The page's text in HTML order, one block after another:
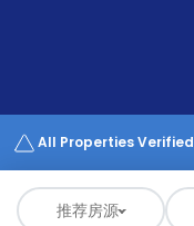
Works
All Properties Verified
推荐房源